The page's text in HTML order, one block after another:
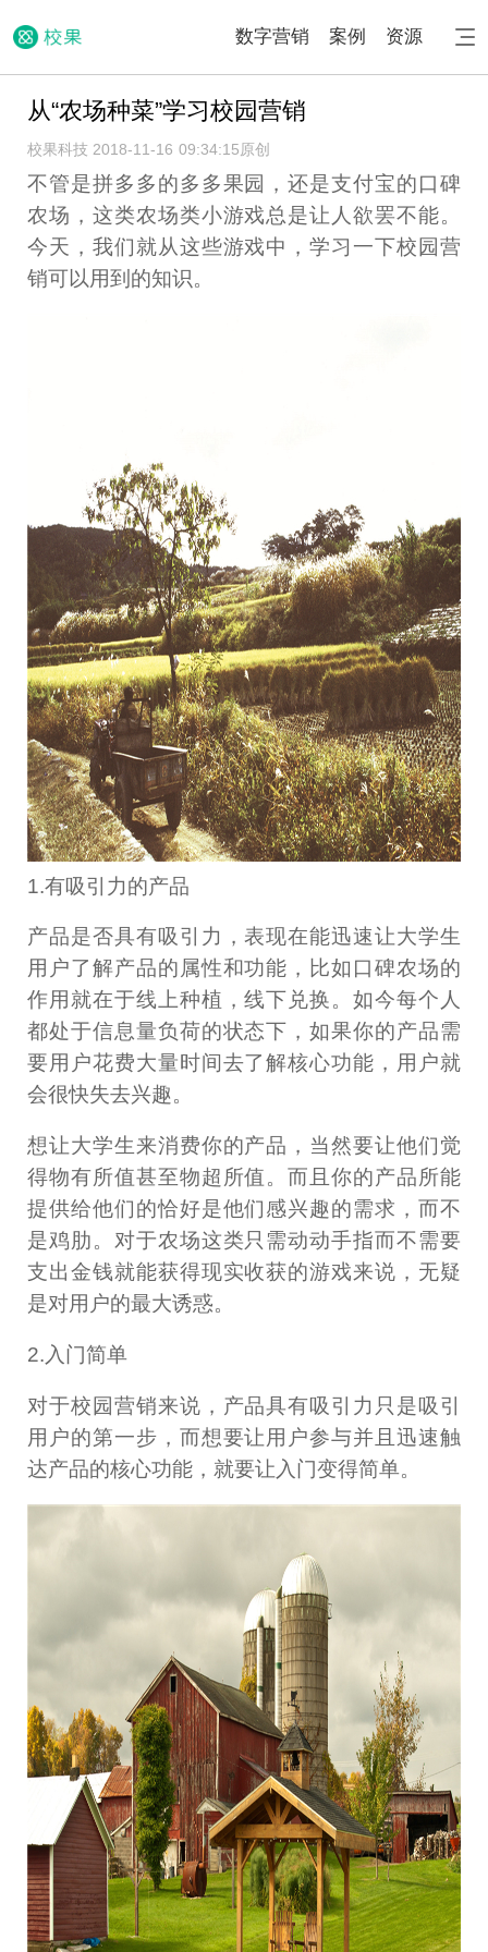
数字营销 案例 资源
从“农场种菜”学习校园营销
校果科技 2018-11-16 09:34:15原创
不管是拼多多的多多果园，还是支付宝的口碑
农场，这类农场类小游戏总是让人欲罢不能。
今天，我们就从这些游戏中，学习一下校园营
销可以用到的知识。
1.有吸引力的产品
产品是否具有吸引力，表现在能迅速让大学生
用户了解产品的属性和功能，比如口碑农场的
作用就在于线上种植，线下兑换。如今每个人
都处于信息量负荷的状态下，如果你的产品需
要用户花费大量时间去了解核心功能，用户就
会很快失去兴趣。
想让大学生来消费你的产品，当然要让他们觉
得物有所值甚至物超所值。而且你的产品所能
提供给他们的恰好是他们感兴趣的需求，而不
是鸡肋。对于农场这类只需动动手指而不需要
支出金钱就能获得现实收获的游戏来说，无疑
是对用户的最大诱惑。
2.入门简单
对于校园营销来说，产品具有吸引力只是吸引
用户的第一步，而想要让用户参与并且迅速触
达产品的核心功能，就要让入门变得简单。